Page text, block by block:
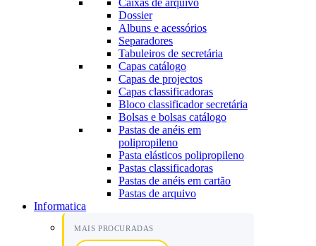
Caixas de arquivo
Dossier
Albuns e acessórios
Separadores
Tabuleiros de secretária
Capas catálogo
Capas de projectos
Capas classificadoras
Bloco classificador secretária
Bolsas e bolsas catálogo
Pastas de anéis em
polipropileno
Pasta elásticos polipropileno
Pastas classificadoras
Pastas de anéis em cartão
Pastas de arquivo
Informatica
MAIS PROCURADAS